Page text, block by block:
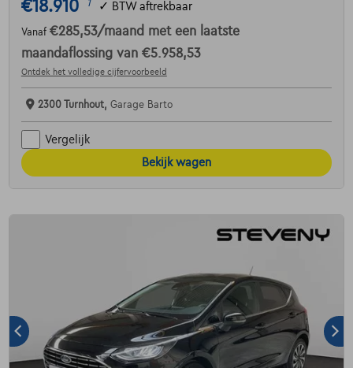
€18.910 1 ✓ BTW aftrekbaar
Vanaf €285,53/maand met een laatste
maandaflossing van €5.958,53
Ontdek het volledige cijfervoorbeeld
2300 Turnhout, Garage Barto
Vergelijk
Bekijk wagen